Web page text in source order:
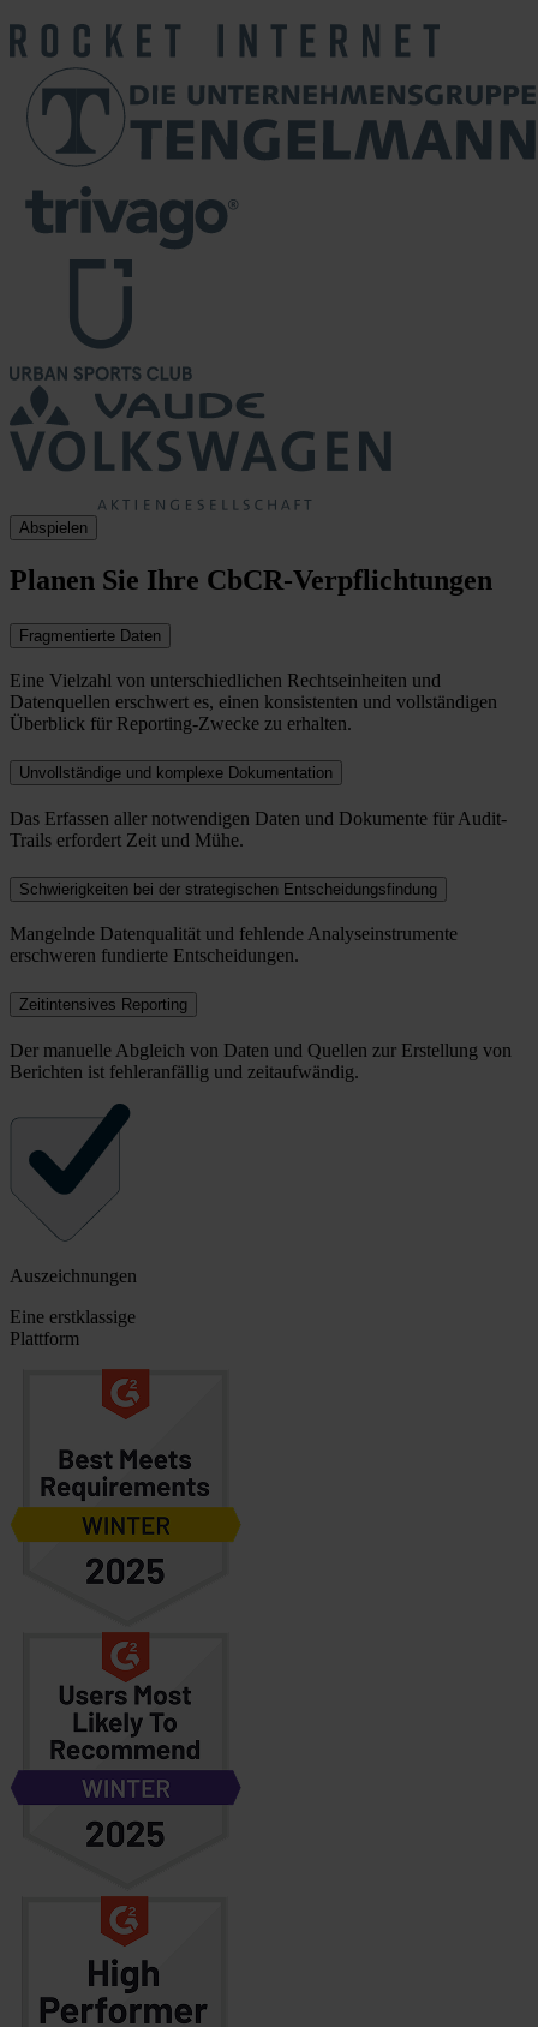
Abspielen
Planen Sie Ihre CbCR-Verpflichtungen
Fragmentierte Daten
Eine Vielzahl von unterschiedlichen Rechtseinheiten und
Datenquellen erschwert es, einen konsistenten und vollständigen
Überblick für Reporting-Zwecke zu erhalten.
Unvollständige und komplexe Dokumentation
Das Erfassen aller notwendigen Daten und Dokumente für Audit-
Trails erfordert Zeit und Mühe.
Schwierigkeiten bei der strategischen Entscheidungsfindung
Mangelnde Datenqualität und fehlende Analyseinstrumente
erschweren fundierte Entscheidungen.
Zeitintensives Reporting
Der manuelle Abgleich von Daten und Quellen zur Erstellung von
Berichten ist fehleranfällig und zeitaufwändig.
Auszeichnungen
Eine erstklassige
Plattform